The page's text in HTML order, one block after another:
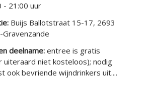
- 21:00 uur
Buijs Ballotstraat 15-17, 2693
Gravenzande
deelname: entree is gratis
uiteraard niet kosteloos); nodig
ook bevriende wijndrinkers uit....